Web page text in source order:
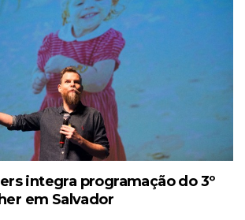
integra programação do 3º
em Salvador